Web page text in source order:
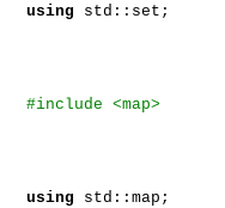
using std::set;
#include <map>
using std::map;